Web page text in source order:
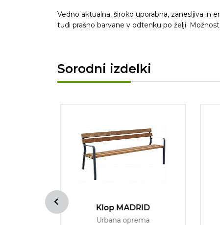
Vedno aktualna, široko uporabna, zanesljiva in
tudi prašno barvane v odtenku po želji.
Sorodni izdelki
Klop MADRID
Urbana oprema